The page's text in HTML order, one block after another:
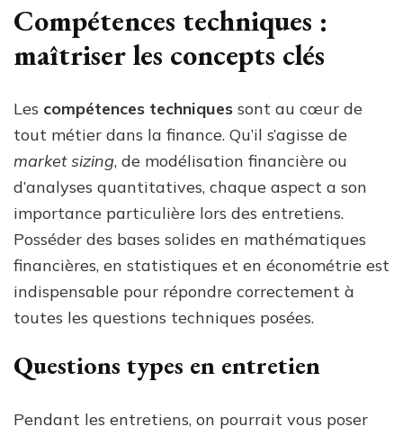
Compétences techniques :
maîtriser les concepts clés
Les compétences techniques sont au cœur de
tout métier dans la finance. Qu’il s’agisse de
market sizing, de modélisation financière ou
d’analyses quantitatives, chaque aspect a son
importance particulière lors des entretiens.
Posséder des bases solides en mathématiques
financières, en statistiques et en économétrie est
indispensable pour répondre correctement à
toutes les questions techniques posées.
Questions types en entretien
Pendant les entretiens, on pourrait vous poser